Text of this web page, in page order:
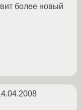
более новый